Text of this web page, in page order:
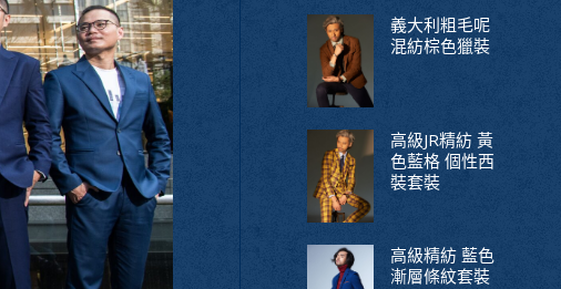
義大利粗毛呢
混紡棕色獵裝
高級JR精紡 黃
色藍格 個性西
裝套裝
高級精紡 藍色
漸層條紋套裝